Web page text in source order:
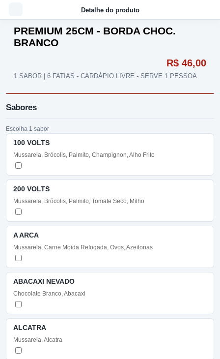
Detalhe do produto
PREMIUM 25CM - BORDA CHOC.
BRANCO
1 SABOR | 6 FATIAS - CARDÁPIO LIVRE - SERVE 1 PESSOA
R$ 46,00
Sabores
Escolha 1 sabor
100 VOLTS
Mussarela, Brócolis, Palmito, Champignon, Alho Frito
200 VOLTS
Mussarela, Brócolis, Palmito, Tomate Seco, Milho
A ARCA
Mussarela, Carne Moida Refogada, Ovos, Azeitonas
ABACAXI NEVADO
Chocolate Branco, Abacaxi
ALCATRA
Mussarela, Alcatra